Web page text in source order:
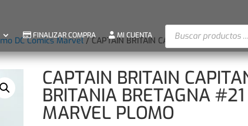
FINALIZAR COMPRA MI CUENTA Búsqueda
de
productos
DC Comics Marvel/ CAPTAIN BRITAIN CAPITAN BRITANIA
CAPTAIN BRITAIN
BRITANIA BRETAGNA #21
MARVEL PLOMO